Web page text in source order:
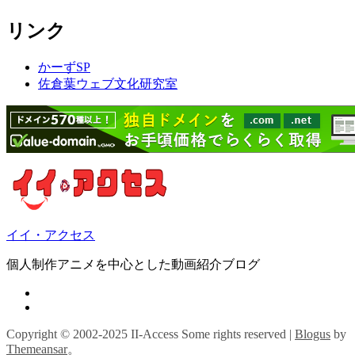
リンク
かーずSP
佐倉葉ウェブ文化研究室
イイ・アクセス
個人制作アニメを中心とした動画紹介ブログ
Copyright © 2002-2025 II-Access Some rights reserved | Blogus by
Themeansar。